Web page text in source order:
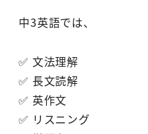
中3英語では、
✅ 文法理解
✅ 長文読解
✅ 英作文
✅ リスニング